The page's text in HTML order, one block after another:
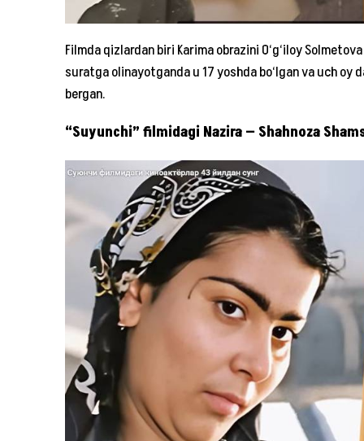
Filmda qizlardan biri Karima obrazini O‘g‘iloy
suratga olinayotganda u 17 yoshda bo‘lgan va uch
bergan.
“Suyunchi” filmidagi Nazira — Shahnoza